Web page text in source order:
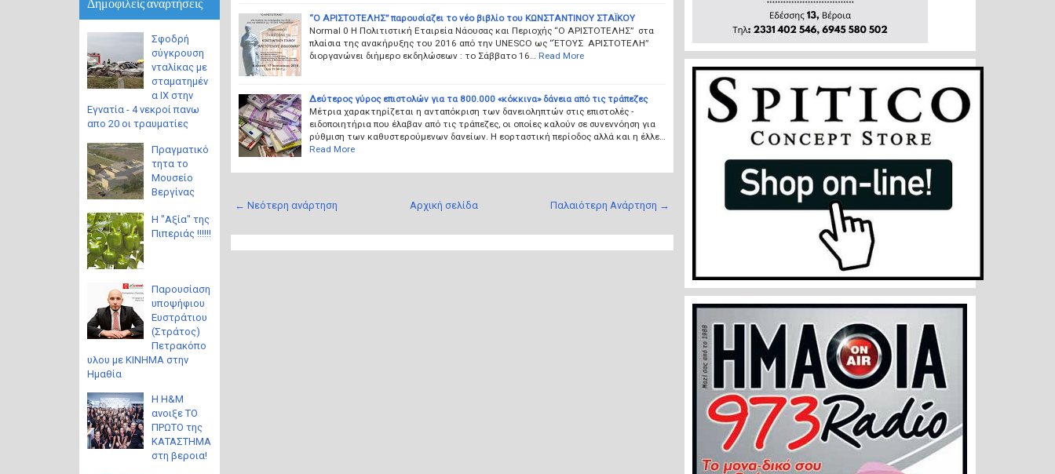
“Ο ΑΡΙΣΤΟΤΕΛΗΣ” παρουσίαζει το νέο βιβλίο του ΚΩΝΣΤΑΝΤΙΝΟΥ ΣΤΑΪΚΟΥ
Normal 0 Η Πολιτιστική Εταιρεία Νάουσας και Περιοχής “Ο ΑΡΙΣΤΟΤΕΛΗΣ” στα
πλαίσια της ανακήρυξης του 2016 από την UNESCO ως “ΈΤΟΥΣ ΑΡΙΣΤΟΤΕΛΗ”
διοργανώνει διήμερο εκδηλώσεων : το Σάββατο 16…
Read More
Δεύτερος γύρος επιστολών για τα 800.000 «κόκκινα» δάνεια από τις τράπεζες
Μέτρια χαρακτηρίζεται η ανταπόκριση των δανειοληπτών στις επιστολές -
ειδοποιητήρια που έλαβαν από τις τράπεζες, οι οποίες καλούν σε συνεννόηση για
ρύθμιση των καθυστερούμενων δανείων. Η εορταστική περίοδος αλλά και η έλλε…
Read More
← Νεότερη ανάρτηση Παλαιότερη Ανάρτηση →
Αρχική σελίδα
Δημοφιλείς αναρτήσεις
Σφοδρή
σύγκρουση
νταλίκας με
σταματημέν
α ΙΧ στην
Εγνατία - 4 νεκροί πανω
απο 20 οι τραυματίες
Πραγματικό
τητα το
Μουσείο
Βεργίνας
Η "Αξία" της
Πιπεριάς !!!!!!
Παρουσίαση
υποψήφιου
Ευστράτιου
(Στράτος)
Πετρακόπο
υλου με ΚΙΝΗΜΑ στην
Ημαθία
Η H&M
ανοιξε ΤΟ
ΠΡΩΤΟ της
ΚΑΤΑΣΤΗΜΑ
στη βεροια!